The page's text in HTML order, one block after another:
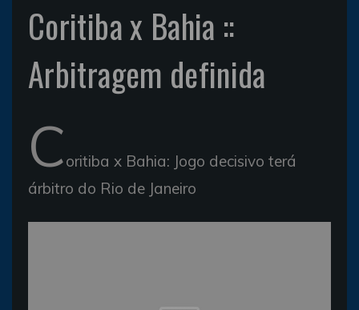
Coritiba x Bahia ::
Arbitragem definida
Coritiba x Bahia: Jogo decisivo terá
árbitro do Rio de Janeiro